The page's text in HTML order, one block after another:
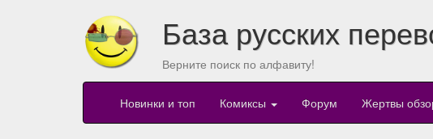
База русских
Верните поиск по алфавиту!
Новинки и топ Комиксы Форум Жертвы